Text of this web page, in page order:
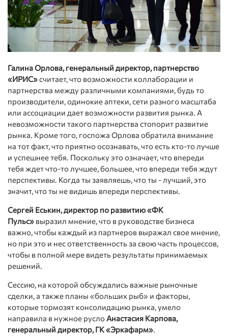
Галина Орлова, генеральный директор, партнерство
«ИРИС»считает, что возможности коллаборации и
партнерства между различными компаниями, будь то
производители, одинокие аптеки, сети разного масштаба
или ассоциации дает возможности развития рынка. А
невозможности такого партнерства стопорит развитие
рынка. Кроме того, госпожа Орлова обратила внимание
на тот факт, что приятно осознавать, что есть кто-то лучше
и успешнее тебя. Поскольку это означает, что впереди
тебя ждет что-то лучшее, большее, что впереди тебя ждут
перспективы. Когда ты заявляешь, что ты - лучший, это
значит, что ты не видишь впереди перспективы.
Сергей Еськин, директор по развитию «ФК
Пульс» выразил мнение, что в руководстве бизнеса
важно, чтобы каждый из партнеров выражал свое мнение,
но при это и нес ответственность за свою часть процессов,
чтобы в полной мере видеть результаты принимаемых
решений.
Сессию, на которой обсуждались важные рыночные
сделки, а также планы «больших рыб» и факторы,
которые тормозят консолидацию рынка, умело
направила в нужное руслоАнастасия Карпова,
генеральный директор, ГК «Эркафарм».